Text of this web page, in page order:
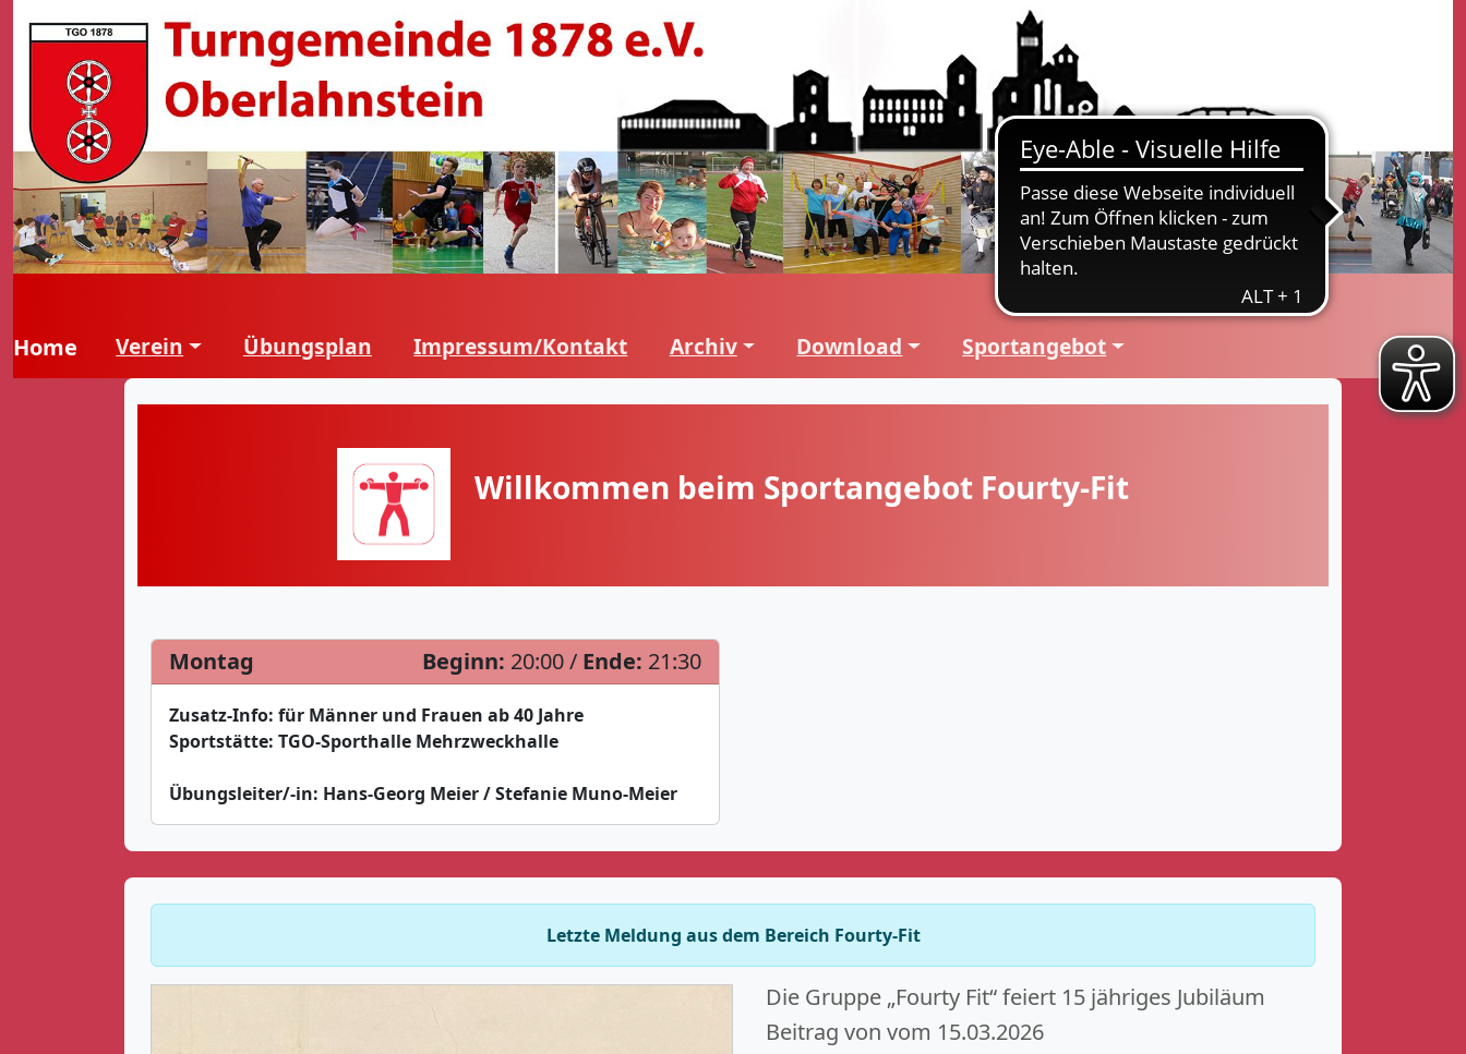
Home Verein Übungsplan Impressum/Kontakt Archiv Download Sportangebot
Willkommen beim Sportangebot Fourty-Fit
Montag Beginn: 20:00 / Ende: 21:30
Zusatz-Info: für Männer und Frauen ab 40 Jahre
Sportstätte: TGO-Sporthalle Mehrzweckhalle
Übungsleiter/-in: Hans-Georg Meier / Stefanie Muno-Meier
Letzte Meldung aus dem Bereich Fourty-Fit
Die Gruppe „Fourty Fit“ feiert 15 jähriges Jubiläum
Beitrag von vom 15.03.2026